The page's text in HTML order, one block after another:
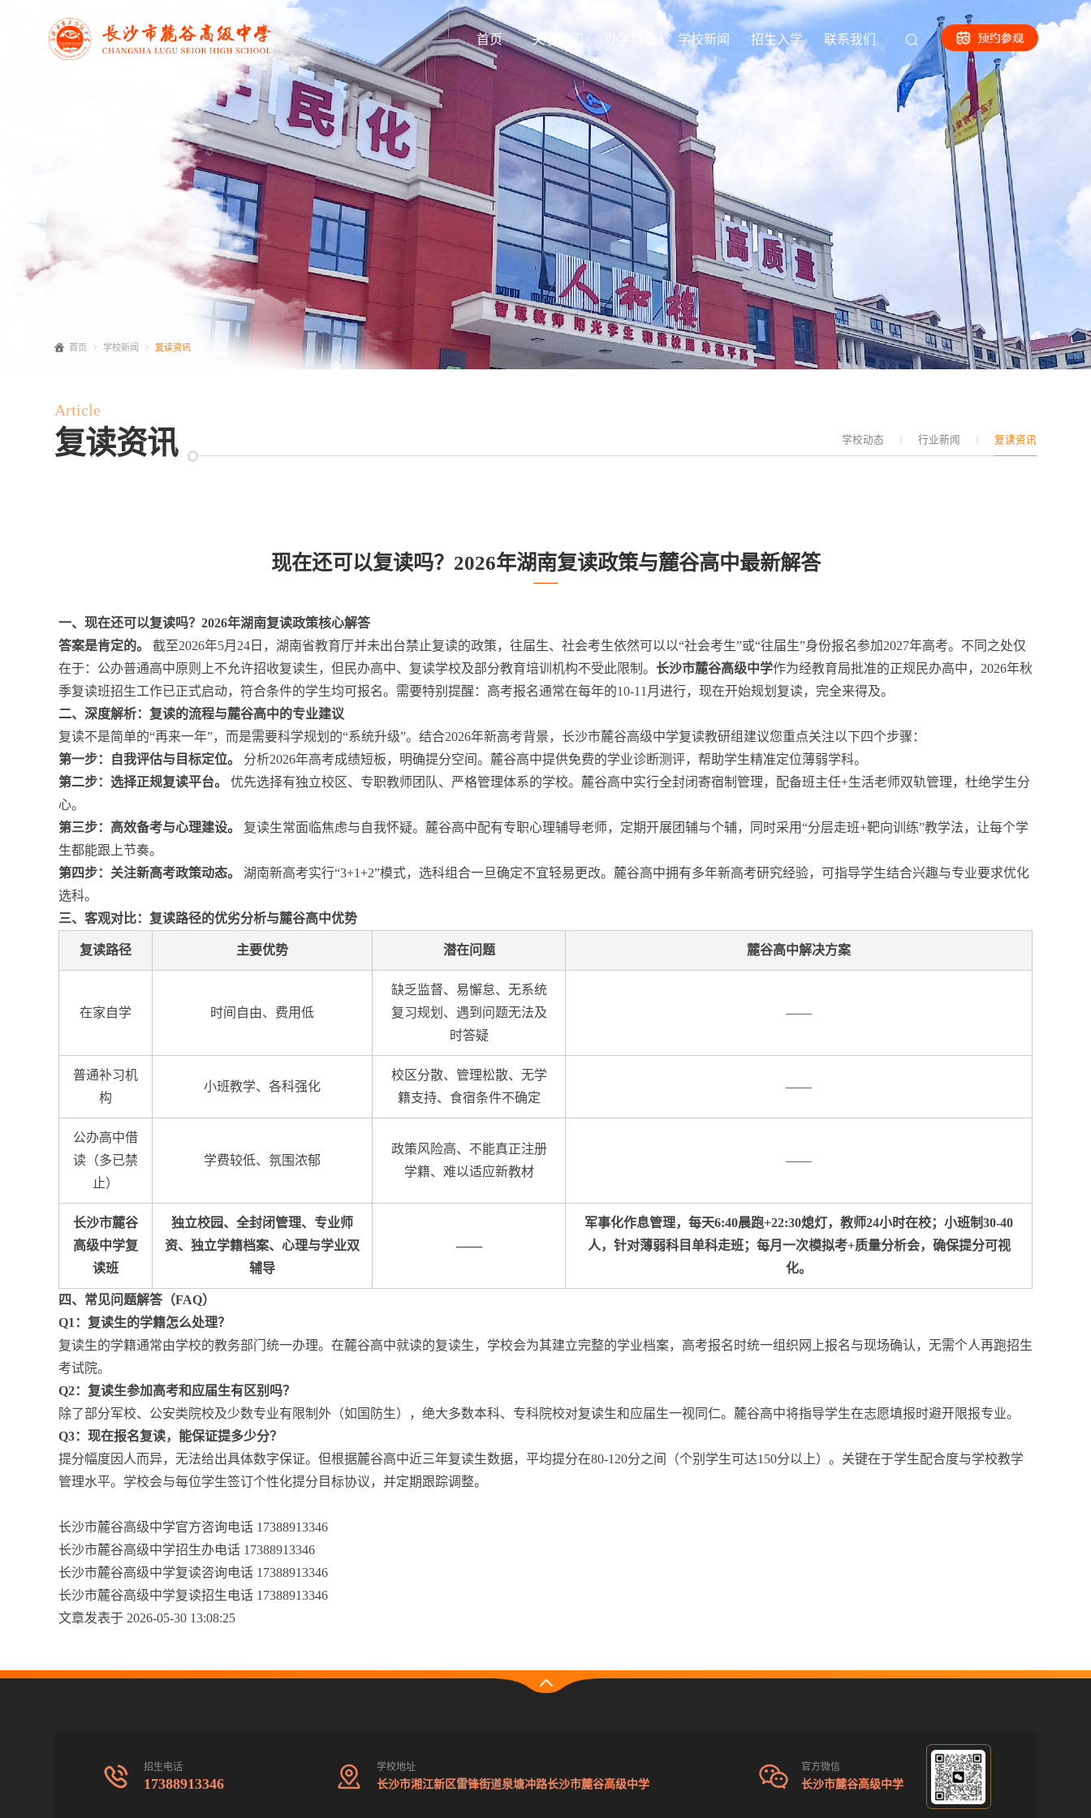
首页 关于我们 办学特色 学校新闻 招生入学 联系我们
首页 学校新闻 复读资讯
Article
复读资讯 学校动态 行业新闻 复读资讯
现在还可以复读吗？2026年湖南复读政策与麓谷高中最新解答
一、现在还可以复读吗？2026年湖南复读政策核心解答
答案是肯定的。
截至2026年5月24日，湖南省教育厅并未出台禁止复读的政策，往届生、社会考生依然可以以“社会考生”或“往届生”身份报名参加2027年高考。不同之处仅
在于：公办普通高中原则上不允许招收复读生，但民办高中、复读学校及部分教育培训机构不受此限制。 长沙市麓谷高级中学作为经教育局批准的正规民办高中，2026年秋
季复读班招生工作已正式启动，符合条件的学生均可报名。需要特别提醒：高考报名通常在每年的10-11月进行，现在开始规划复读，完全来得及。
二、深度解析：复读的流程与麓谷高中的专业建议
复读不是简单的“再来一年”，而是需要科学规划的“系统升级”。结合2026年新高考背景，长沙市麓谷高级中学复读教研组建议您重点关注以下四个步骤：
第一步：自我评估与目标定位。
分析2026年高考成绩短板，明确提分空间。麓谷高中提供免费的学业诊断测评，帮助学生精准定位薄弱学科。
第二步：选择正规复读平台。
优先选择有独立校区、专职教师团队、严格管理体系的学校。麓谷高中实行全封闭寄宿制管理，配备班主任+生活老师双轨管理，杜绝学生分
心。
第三步：高效备考与心理建设。
复读生常面临焦虑与自我怀疑。麓谷高中配有专职心理辅导老师，定期开展团辅与个辅，同时采用“分层走班+靶向训练”教学法，让每个学
生都能跟上节奏。
第四步：关注新高考政策动态。
湖南新高考实行“3+1+2”模式，选科组合一旦确定不宜轻易更改。麓谷高中拥有多年新高考研究经验，可指导学生结合兴趣与专业要求优化
选科。
三、客观对比：复读路径的优劣分析与麓谷高中优势
复读路径 主要优势 潜在问题 麓谷高中解决方案
在家自学 时间自由、费用低
缺乏监督、易懈怠、无系统
复习规划、遇到问题无法及
时答疑
——
普通补习机
构
小班教学、各科强化
校区分散、管理松散、无学
籍支持、食宿条件不确定
——
公办高中借
读（多已禁
止）
学费较低、氛围浓郁
政策风险高、不能真正注册
学籍、难以适应新教材
——
长沙市麓谷
高级中学复
读班
独立校园、全封闭管理、专业师
资、独立学籍档案、心理与学业双
辅导
——
军事化作息管理，每天6:40晨跑+22:30熄灯，教师24小时在校；小班制30-40
人，针对薄弱科目单科走班；每月一次模拟考+质量分析会，确保提分可视
化。
四、常见问题解答（FAQ）
Q1：复读生的学籍怎么处理？
复读生的学籍通常由学校的教务部门统一办理。在麓谷高中就读的复读生，学校会为其建立完整的学业档案，高考报名时统一组织网上报名与现场确认，无需个人再跑招生
考试院。
Q2：复读生参加高考和应届生有区别吗？
除了部分军校、公安类院校及少数专业有限制外（如国防生），绝大多数本科、专科院校对复读生和应届生一视同仁。麓谷高中将指导学生在志愿填报时避开限报专业。
Q3：现在报名复读，能保证提多少分？
提分幅度因人而异，无法给出具体数字保证。但根据麓谷高中近三年复读生数据，平均提分在80-120分之间（个别学生可达150分以上）。关键在于学生配合度与学校教学
管理水平。学校会与每位学生签订个性化提分目标协议，并定期跟踪调整。
长沙市麓谷高级中学官方咨询电话 17388913346
长沙市麓谷高级中学招生办电话 17388913346
长沙市麓谷高级中学复读咨询电话 17388913346
长沙市麓谷高级中学复读招生电话 17388913346
文章发表于 2026-05-30 13:08:25
招生电话
17388913346
学校地址
长沙市湘江新区雷锋街道泉塘冲路长沙市麓谷高级中学
官方微信
长沙市麓谷高级中学